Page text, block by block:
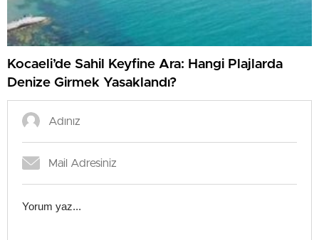
Kocaeli’de Sahil Keyfine Ara: Hangi Plajlarda
Denize Girmek Yasaklandı?